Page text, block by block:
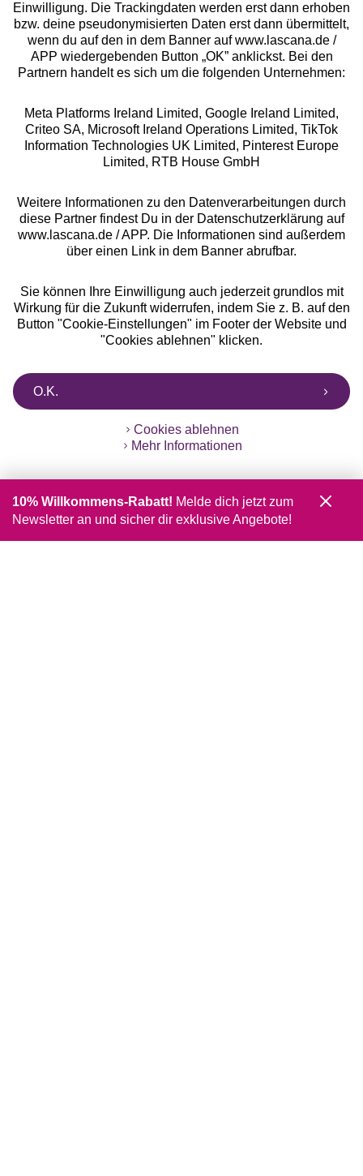
Rechtliches
Alle Preise inkl. MwSt., zzgl.
Versandkosten
** Bonität vorausgesetzt, berechtigt zur Bonitätsprüfung
Einwilligung. Die Trackingdaten werden erst dann erhoben
bzw. deine pseudonymisierten Daten erst dann übermittelt,
wenn du auf den in dem Banner auf www.lascana.de /
APP wiedergebenden Button „OK” anklickst. Bei den
Partnern handelt es sich um die folgenden Unternehmen:
Meta Platforms Ireland Limited, Google Ireland Limited,
Criteo SA, Microsoft Ireland Operations Limited, TikTok
Information Technologies UK Limited, Pinterest Europe
Limited, RTB House GmbH
Weitere Informationen zu den Datenverarbeitungen durch
diese Partner findest Du in der Datenschutzerklärung auf
www.lascana.de / APP. Die Informationen sind außerdem
über einen Link in dem Banner abrufbar.
Sie können Ihre Einwilligung auch jederzeit grundlos mit
Wirkung für die Zukunft widerrufen, indem Sie z. B. auf den
Button "Cookie-Einstellungen" im Footer der Website und
"Cookies ablehnen" klicken.
O.K.
Cookies ablehnen
Mehr Informationen
10% Willkommens-Rabatt! Melde dich jetzt zum
Newsletter an und sicher dir exklusive Angebote!